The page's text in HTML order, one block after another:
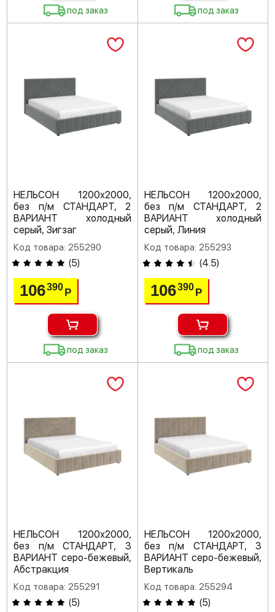
под заказ под заказ
НЕЛЬСОН 1200х2000,
без п/м СТАНДАРТ, 2
ВАРИАНТ холодный
серый, Зигзаг
Код товара: 255290
(5)
106390 Р
под заказ
НЕЛЬСОН 1200х2000,
без п/м СТАНДАРТ, 2
ВАРИАНТ холодный
серый, Линия
Код товара: 255293
(4.5)
106390 Р
под заказ
НЕЛЬСОН 1200х2000,
без п/м СТАНДАРТ, 3
ВАРИАНТ серо-бежевый,
Абстракция
Код товара: 255291
(5)
НЕЛЬСОН 1200х2000,
без п/м СТАНДАРТ, 3
ВАРИАНТ серо-бежевый,
Вертикаль
Код товара: 255294
(5)